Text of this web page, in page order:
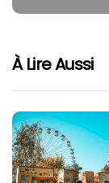
À Lire Aussi